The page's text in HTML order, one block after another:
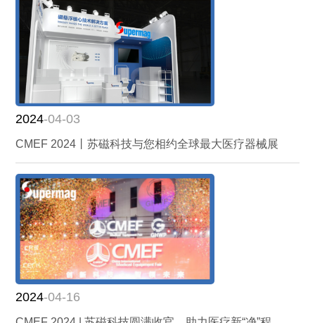
2024-04-03
CMEF 2024丨苏磁科技与您相约全球最大医疗器械展
2024-04-16